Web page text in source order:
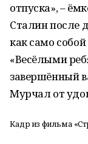
отпуска», –
Сталин после
как само
«Весёлыми
завершённый
Мурчал от
Кадр из фильма